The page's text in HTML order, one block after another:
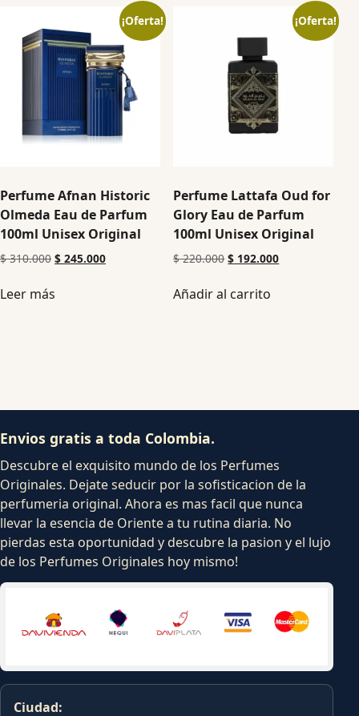
¡Oferta!
Perfume Afnan Historic
Olmeda Eau de Parfum
100ml Unisex Original
$310.000 $ 245.000
Leer más
¡Oferta!
Perfume Lattafa Oud for
Glory Eau de Parfum
100ml Unisex Original
$220.000 $ 192.000
Añadir al carrito
Envios gratis a toda Colombia.
Descubre el exquisito mundo de los Perfumes
Originales. Dejate seducir por la sofisticacion de la
perfumeria original. Ahora es mas facil que nunca
llevar la esencia de Oriente a tu rutina diaria. No
pierdas esta oportunidad y descubre la pasion y el lujo
de los Perfumes Originales hoy mismo!
Ciudad: